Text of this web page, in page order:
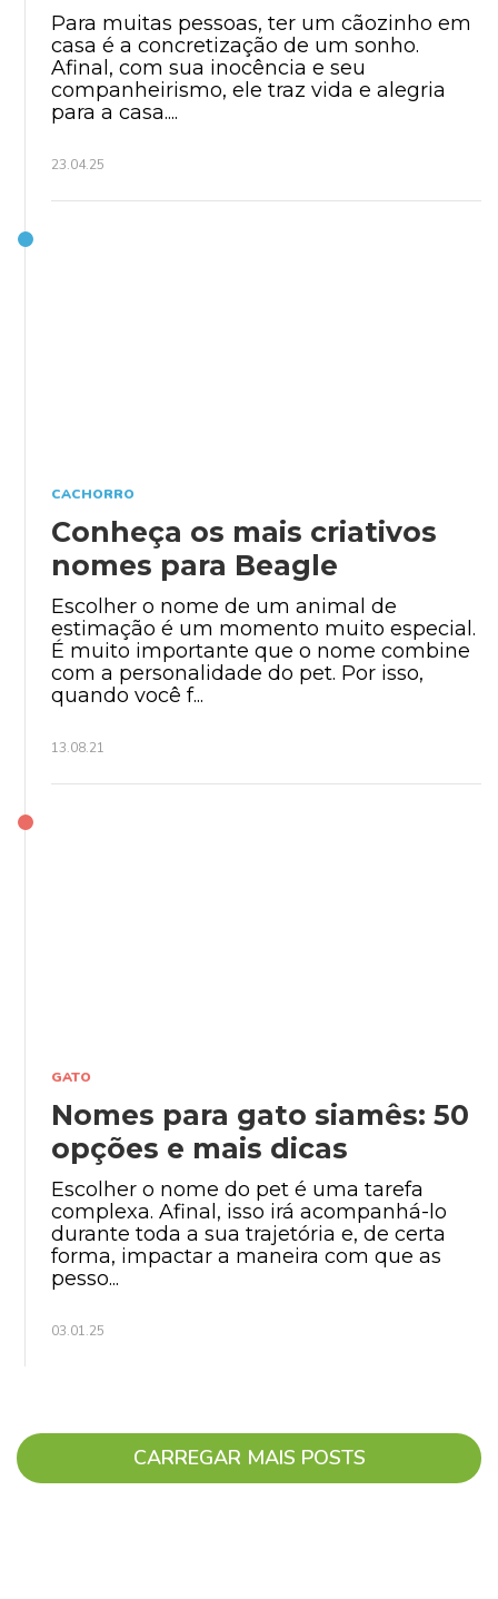
Para muitas pessoas, ter um cãozinho em
casa é a concretização de um sonho.
Afinal, com sua inocência e seu
companheirismo, ele traz vida e alegria
para a casa....
23.04.25
CACHORRO
Conheça os mais criativos
nomes para Beagle
Escolher o nome de um animal de
estimação é um momento muito especial.
É muito importante que o nome combine
com a personalidade do pet. Por isso,
quando você f...
13.08.21
GATO
Nomes para gato siamês: 50
opções e mais dicas
Escolher o nome do pet é uma tarefa
complexa. Afinal, isso irá acompanhá-lo
durante toda a sua trajetória e, de certa
forma, impactar a maneira com que as
pesso...
03.01.25
CARREGAR MAIS POSTS